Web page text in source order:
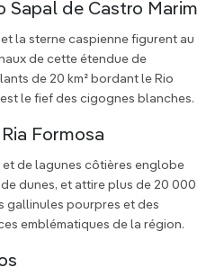
Sapal de Castro Marim
la sterne caspienne figurent au
de cette étendue de
de 20 km² bordant le Rio
le fief des cigognes blanches.
Formosa
et de lagunes côtières englobe
dunes, et attire plus de 20 000
gallinules pourpres et des
emblématiques de la région.